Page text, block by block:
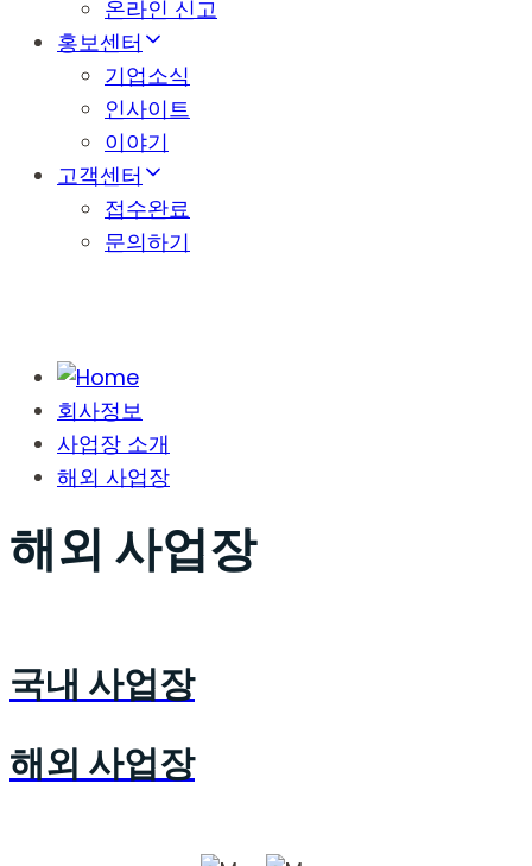
온라인 신고
홍보센터
기업소식
인사이트
이야기
고객센터
접수완료
문의하기
회사정보
사업장 소개
해외 사업장
해외 사업장
국내 사업장
해외 사업장